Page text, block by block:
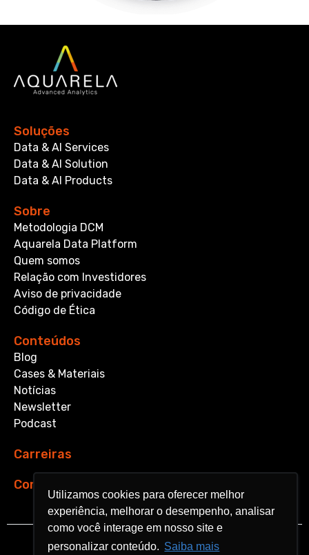
Utilizamos cookies para oferecer melhor
experiência, melhorar o desempenho, analisar
como você interage em nosso site e
personalizar conteúdo. Saiba mais
Utilizamos cookies para oferecer melhor
experiência, melhorar o desempenho, analisar
como você interage em nosso site e
personalizar conteúdo. Saiba mais
Soluções
Data & AI Services
Data & AI Solution
Data & AI Products
Sobre
Metodologia DCM
Aquarela Data Platform
Quem somos
Relação com Investidores
Aviso de privacidade
Código de Ética
Conteúdos
Blog
Cases & Materiais
Notícias
Newsletter
Podcast
Carreiras
Contato